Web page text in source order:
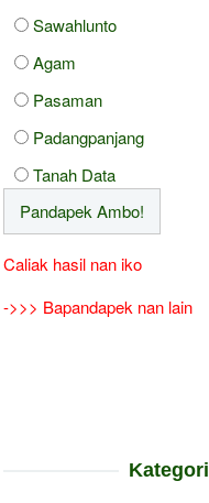
Sawahlunto
Agam
Pasaman
Padangpanjang
Tanah Data
Caliak hasil nan iko
->>> Bapandapek nan lain
Kategori